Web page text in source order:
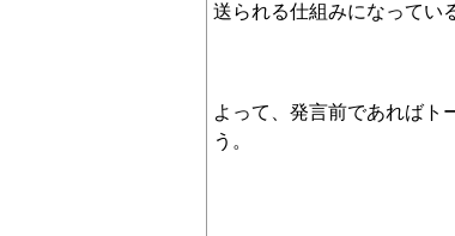
送られる仕組みになってい
よって、発言前であればト
う。